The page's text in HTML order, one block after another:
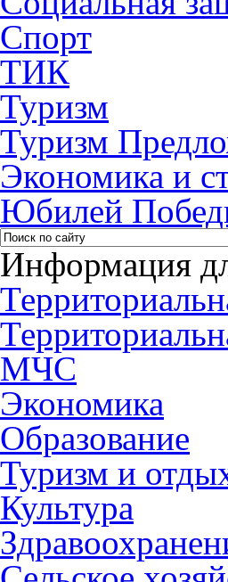
Спорт
ТИК
Туризм
Туризм
Экономика и
Юбилей
Информация
МЧС
Экономика
Образование
Туризм и
Культура